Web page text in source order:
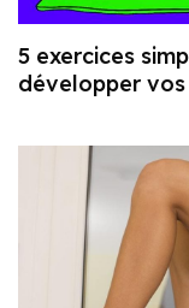
5 exercices
développer